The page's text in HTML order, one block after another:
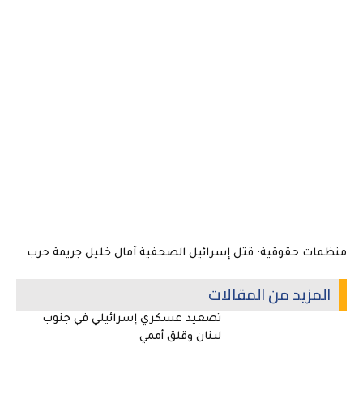
منظمات حقوقية: قتل إسرائيل الصحفية آمال خليل جريمة حرب
المزيد من المقالات
تصعيد عسكري إسرائيلي في جنوب
لبنان وقلق أممي